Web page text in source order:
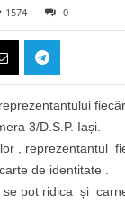
1574 0
3/D.S.P. Iași.
, reprezentantul
de identitate .
se pot ridica și